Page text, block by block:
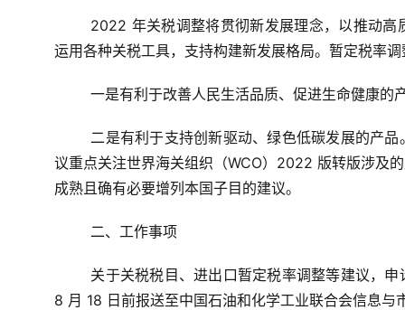
2022 年关税调整将贯彻新发展理念，以推动
运用各种关税工具，支持构建新发展格局。 暂定税率
一是有利于改善人民生活品质、促进生命健康的
二是有利于支持创新驱动、绿色低碳发展的产品
议重点关注世界海关组织（WCO）2022 版转版涉及
成熟且确有必要增列本国子目的建议。
二、 工作事项
关于关税税目、进出口暂定税率调整等建议，
8 月 18 日前报送至中国石油和化学工业联合会信息与